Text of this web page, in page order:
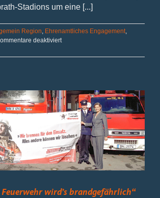
Stadions um eine [...]
Region, Ehrenamtliches Engagement,
deaktiviertfür
Förderungen
Düren
Feuerwehr wird’s brandgefährlich“